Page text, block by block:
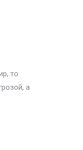
то
а